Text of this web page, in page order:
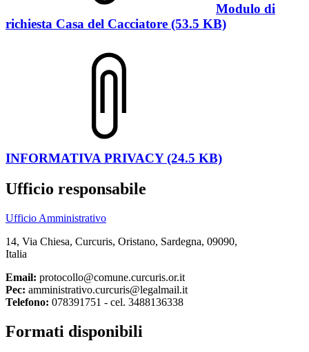
Modulo di
richiesta Casa del Cacciatore (53.5 KB)
INFORMATIVA PRIVACY (24.5 KB)
Ufficio responsabile
Ufficio Amministrativo
14, Via Chiesa, Curcuris, Oristano, Sardegna, 09090,
Italia
Email: protocollo@comune.curcuris.or.it
Pec: amministrativo.curcuris@legalmail.it
Telefono: 078391751 - cel. 3488136338
Formati disponibili